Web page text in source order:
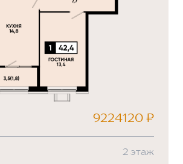
9224120 ₽
2 этаж